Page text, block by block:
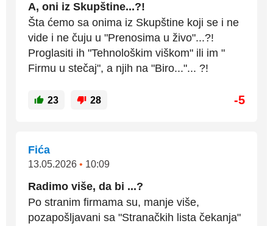
A, oni iz Skupštine...?!
Šta ćemo sa onima iz Skupštine koji se i ne
vide i ne čuju u "Prenosima u živo"...?!
Proglasiti ih "Tehnološkim viškom" ili im "
Firmu u stečaj", a njih na "Biro..."... ?!
23 28 -5
Fića
13.05.2026 • 10:09
Radimo više, da bi ...?
Po stranim firmama su, manje više,
pozapošljavani sa "Stranačkih lista čekanja"